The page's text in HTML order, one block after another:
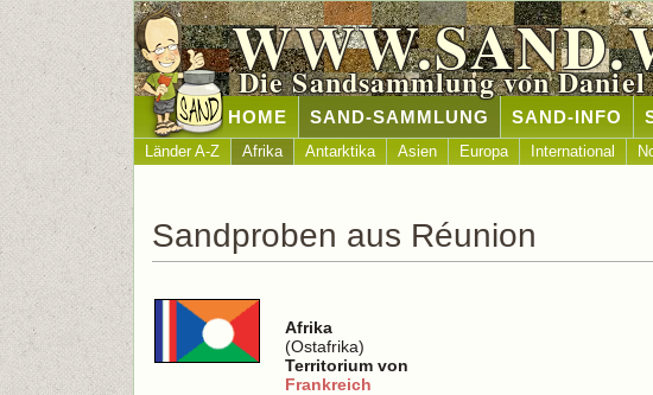
Die Sandsammlung von
HOME SAND-SAMMLUNG SAND-INFO
Länder A-Z Afrika Antarktika Asien Europa International
Sandproben aus Réunion
Afrika
(Ostafrika)
Territorium von
Frankreich